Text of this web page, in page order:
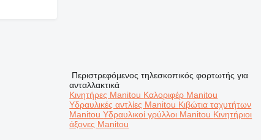
Περιστρεφόμενος τηλεσκοπικός φορτωτής για
ανταλλακτικά
Κινητήρες Manitou Καλοριφέρ Manitou
Υδραυλικές αντλίες Manitou Κιβώτια ταχυτήτων
ManitouΥδραυλικοί γρύλλοι Manitou Κινητήριοι
άξονες Manitou